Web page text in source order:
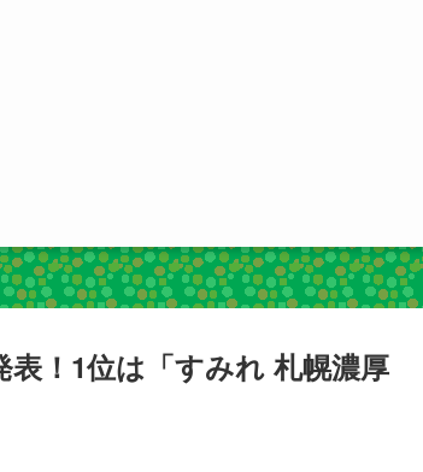
！1位は「すみれ 札幌濃厚